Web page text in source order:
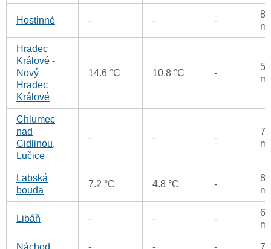
Hostinné - - -
Hradec
Králové -
Nový
Hradec
Králové
14.6 °C 10.8 °C -
Chlumec
nad
Cidlinou,
Lučice
- - -
Labská
bouda
7.2 °C 4.8 °C -
Libáň - - -
Náchod - - -